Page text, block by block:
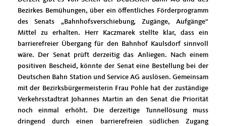
Bezirkes Bemühungen, über ein öffentliches Förderprogramm
des Senats „Bahnhofsverschiebung, Zugänge, Aufgänge“
Mittel zu erhalten. Herr Kaczmarek stellte klar, dass ein
barrierefreier Übergang für den Bahnhof Kaulsdorf sinnvoll
wäre. Der Senat prüft derzeitig das Anliegen. Nach einem
positiven Bescheid, könnte der Senat eine Bestellung bei der
Deutschen Bahn Station und Service AG auslösen. Gemeinsam
mit der Bezirksbürgermeisterin Frau Pohle hat der zuständige
Verkehrsstadtrat Johannes Martin an den Senat die Priorität
noch einmal erhöht. Die derzeitige Tunnellösung muss
dringend durch einen barrierefreien südlichen Zugang